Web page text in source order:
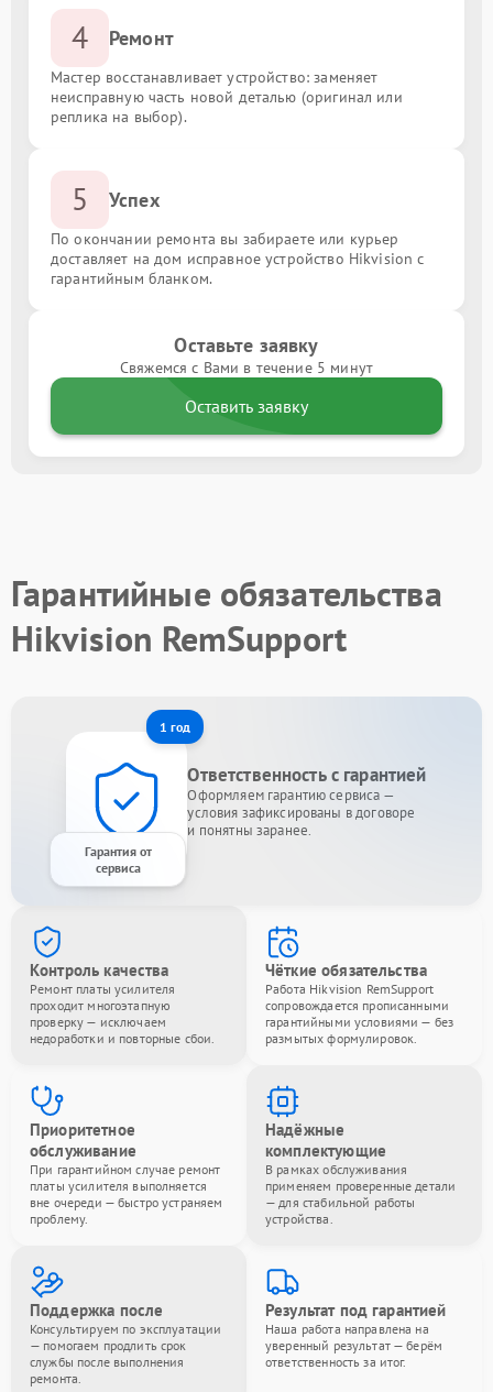
4 Ремонт
Мастер восстанавливает устройство: заменяет
неисправную часть новой деталью (оригинал или
реплика на выбор).
5 Успех
По окончании ремонта вы забираете или курьер
доставляет на дом исправное устройство Hikvision с
гарантийным бланком.
Оставьте заявку
Свяжемся с Вами в течение 5 минут
Оставить заявку
Гарантийные обязательства
Hikvision RemSupport
1 год
Гарантия от
сервиса
Ответственность с гарантией
Оформляем гарантию сервиса —
условия зафиксированы в договоре
и понятны заранее.
Контроль качества
Ремонт платы усилителя
проходит многоэтапную
проверку — исключаем
недоработки и повторные сбои.
Чёткие обязательства
Работа Hikvision RemSupport
сопровождается прописанными
гарантийными условиями — без
размытых формулировок.
Приоритетное
обслуживание
При гарантийном случае ремонт
платы усилителя выполняется
вне очереди — быстро устраняем
проблему.
Надёжные
комплектующие
В рамках обслуживания
применяем проверенные детали
— для стабильной работы
устройства.
Поддержка после
Консультируем по эксплуатации
— помогаем продлить срок
службы после выполнения
ремонта.
Результат под гарантией
Наша работа направлена на
уверенный результат — берём
ответственность за итог.